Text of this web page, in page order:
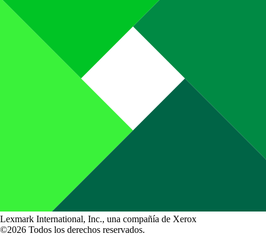
Lexmark International, Inc., una compañía de Xerox
©2026 Todos los derechos reservados.